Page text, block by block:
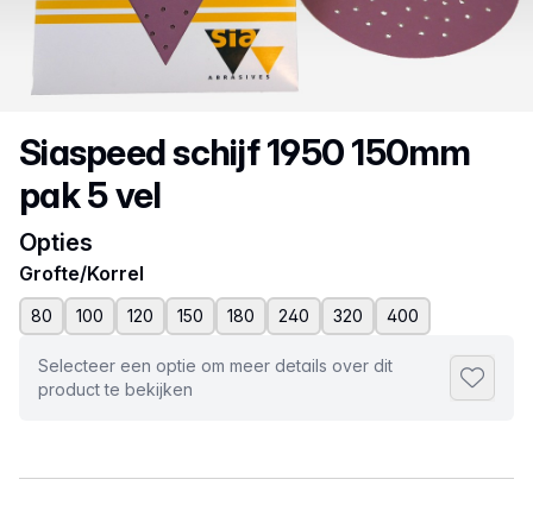
Productnaam
Siaspeed schijf 1950 150mm
pak 5 vel
Opties
Grofte/Korrel
80 100 120 150 180 240 320 400
Selecteer een optie om meer details over dit
product te bekijken